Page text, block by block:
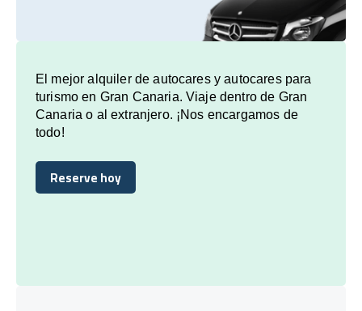
El mejor alquiler de autocares y autocares para
turismo en Gran Canaria. Viaje dentro de Gran
Canaria o al extranjero. ¡Nos encargamos de
todo!
Reserve hoy
Reserve hoy